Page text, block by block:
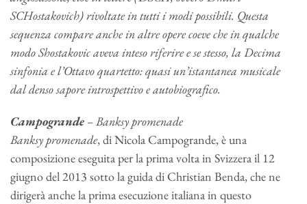
SCHostakovich) rivoltate in tutti i modi possibili. Questa
sequenza compare anche in altre opere coeve che in qualche
modo Shostakovic aveva inteso riferire e se stesso, la Decima
sinfonia e l’Ottavo quartetto: quasi un’istantanea musicale
dal denso sapore introspettivo e autobiografico.
Campogrande –Banksy promenade
Banksy promenade, di Nicola Campogrande, è una
composizione eseguita per la prima volta in Svizzera il 12
giugno del 2013 sotto la guida di Christian Benda, che ne
dirigerà anche la prima esecuzione italiana in questo